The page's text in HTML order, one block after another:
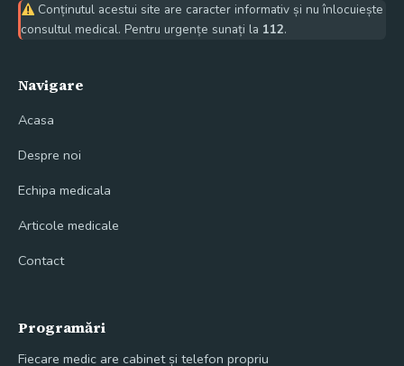
Conținutul acestui site are caracter informativ și nu înlocuiește
consultul medical. Pentru urgențe sunați la 112.
Navigare
Acasa
Despre noi
Echipa medicala
Articole medicale
Contact
Programări
Fiecare medic are cabinet și telefon propriu